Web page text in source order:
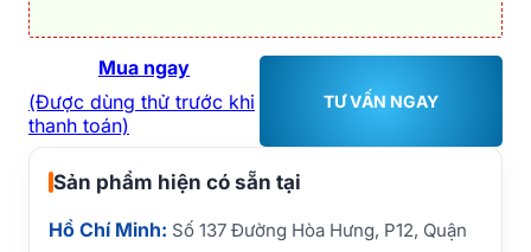
Mua ngay
(Được dùng thử trước khi
thanh toán)
TƯ VẤN NGAY
Sản phẩm hiện có sẵn tại
Hồ Chí Minh: Số 137 Đường Hòa Hưng, P12, Quận